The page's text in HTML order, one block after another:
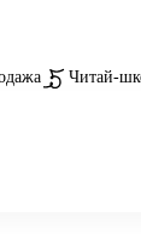
Читай-